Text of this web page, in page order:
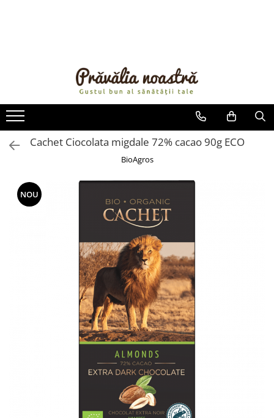
ULEIURI ȘI UNTURI
MĂSLINE
NUCI ȘI SEMINȚE
FRUCTE DESHIDRATATE
ÎNDULCITORI NATURALI / MIERE
FRUCTE LA CONSERVĂ
OȚETURI ȘI SOSURI
BĂUTURI / LAPTE VEGETAL
CREME ȘI PASTE TARTINABILE
CEAIURI GRECEȘTI
CIOCOLATĂ ȘI CACAO
Cachet Ciocolata migdale 72% cacao 90g ECO
BioAgros
NOU